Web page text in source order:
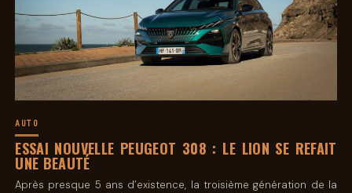
AUTO
ESSAI NOUVELLE PEUGEOT 308 : LE LION SE REFAIT
UNE BEAUTÉ
Après presque 5 ans d’existence, la troisième génération de la